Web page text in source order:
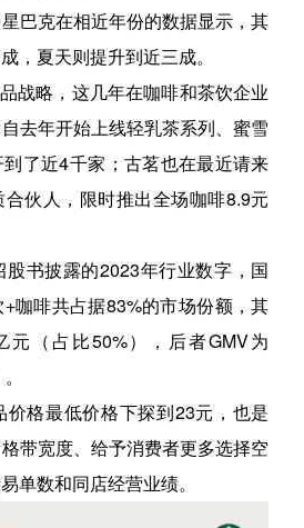
巴克在相近年份的数据显示，其
，夏天则提升到近三成。
战略，这几年在咖啡和茶饮企业
去年开始上线轻乳茶系列、蜜雪
了近4千家；古茗也在最近请来
伙人，限时推出全场咖啡8.9元
书披露的2023年行业数字，国
咖啡共占据83%的市场份额，其
元（占比50%），后者GMV为
价格最低价格下探到23元，也是
带宽度、给予消费者更多选择空
单数和同店经营业绩。